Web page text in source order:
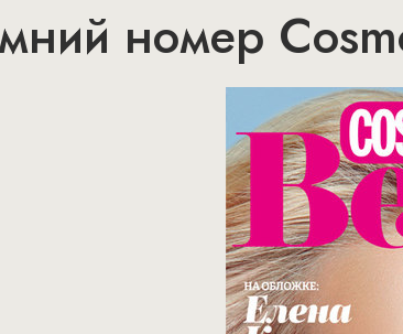
номер